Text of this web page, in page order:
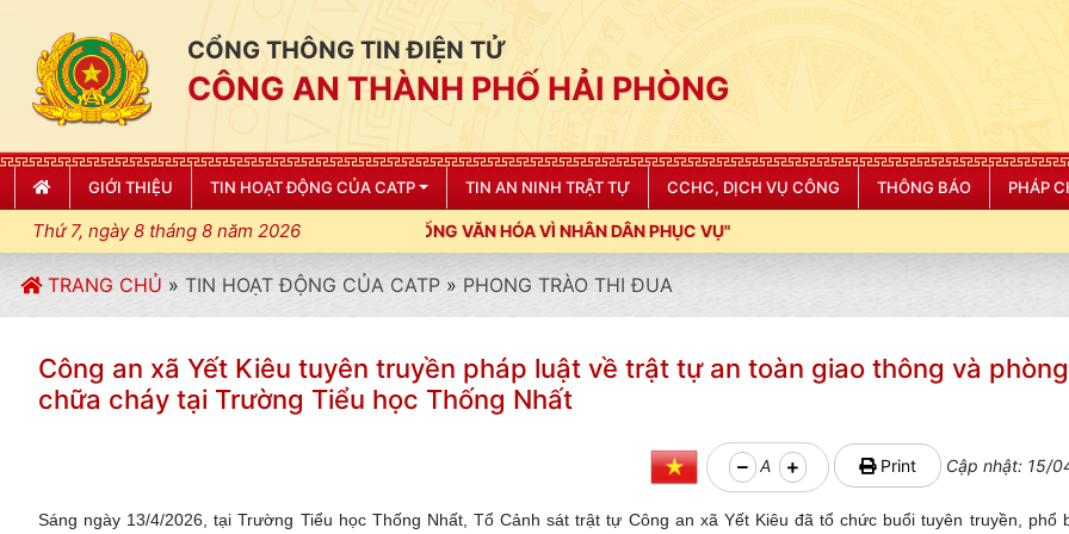
CỔNG THÔNG TIN ĐIỆN TỬ
CÔNG AN THÀNH PHỐ HẢI PHÒNG
GIỚI THIỆU TIN HOẠT ĐỘNG CỦA CATP TIN AN NINH TRẬT TỰ CCHC, DỊCH VỤ CÔNG THÔNG BÁO PHÁP
Thứ 7, ngày 8 tháng 8 năm 2026
XÂY DỰNG NẾP SỐNG VĂN HÓA VÌ NHÂN DÂN PHỤC VỤ"
TRANG CHỦ » TIN HOẠT ĐỘNG CỦA CATP » PHONG TRÀO THI ĐUA
Công an xã Yết Kiêu tuyên truyền pháp luật về trật tự an toàn giao thông và
chữa cháy tại Trường Tiểu học Thống Nhất
A Print Cập nhật: 15/
Sáng ngày 13/4/2026, tại Trường Tiểu học Thống Nhất, Tổ Cảnh sát trật tự Công an xã Yết Kiêu đã tổ chức buổi tuyên truyền, phổ